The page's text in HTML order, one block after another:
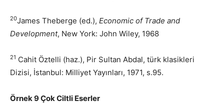
20James Theberge (ed.), Economic of Trade and
Development, New York: John Wiley, 1968
21 Cahit Öztelli (haz.), Pir Sultan Abdal, türk klasikleri
Dizisi, İstanbul: Milliyet Yayınları, 1971, s.95.
Örnek 9 Çok Ciltli Eserler